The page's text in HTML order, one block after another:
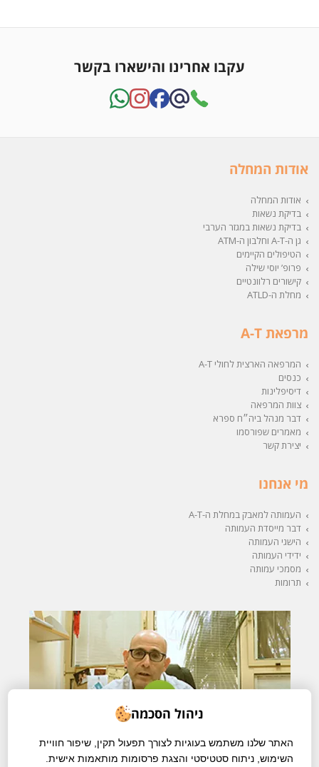
עקבו אחרינו והישארו בקשר
אודות המחלה
אודות המחלה
בדיקת נשאות
בדיקת נשאות במגזר הערבי
גן ה-A-T וחלבון ה-ATM
הטיפולים הקיימים
פרופ’ יוסי שילה
קישורים רלוונטיים
מחלת ה-ATLD
מרפאת A-T
המרפאה הארצית לחולי A-T
כנסים
דיסיפלינות
צוות המרפאה
דבר מנהל ביה״ח ספרא
מאמרים שפורסמו
יצירת קשר
מי אנחנו
העמותה למאבק במחלת ה-A-T
דבר מייסדת העמותה
הישגי העמותה
ידידי העמותה
מסמכי עמותה
תרומות
ניהול הסכמה
האתר שלנו משתמש בעוגיות לצורך תפעול תקין, שיפור חוויית
השימוש, ניתוח סטטיסטי והצגת פרסומות מותאמות אישית.